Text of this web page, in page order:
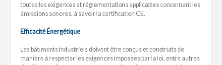
toutes les exigences et réglementations applicables concernant les
émissions sonores, à savoir la certification CE.
Efficacité Énergétique
Les bâtiments industriels doivent être conçus et construits de
manière à respecter les exigences imposées par la loi, entre autres